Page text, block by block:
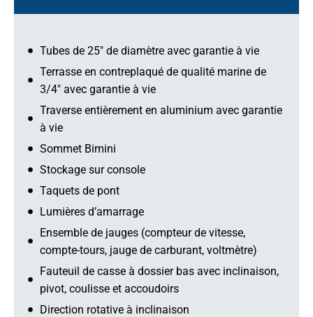
Tubes de 25" de diamètre avec garantie à vie
Terrasse en contreplaqué de qualité marine de
3/4" avec garantie à vie
Traverse entièrement en aluminium avec garantie
à vie
Sommet Bimini
Stockage sur console
Taquets de pont
Lumières d’amarrage
Ensemble de jauges (compteur de vitesse,
compte-tours, jauge de carburant, voltmètre)
Fauteuil de casse à dossier bas avec inclinaison,
pivot, coulisse et accoudoirs
Direction rotative à inclinaison